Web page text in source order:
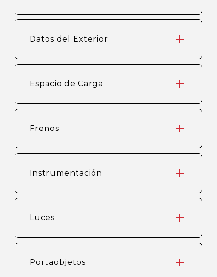
Datos del Exterior
Espacio de Carga
Frenos
Instrumentación
Luces
Portaobjetos